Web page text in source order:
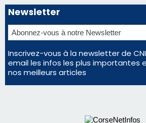
Bastia – Le festival Porto Latino
avant le concert de Mosimann
En Corse, un début de saison
consommation en recul dans les
La gendarmerie alerte les
face à une nouvelle escroquerie